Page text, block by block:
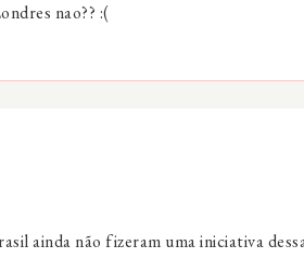
nao?? :(
ainda não fizeram uma iniciativa